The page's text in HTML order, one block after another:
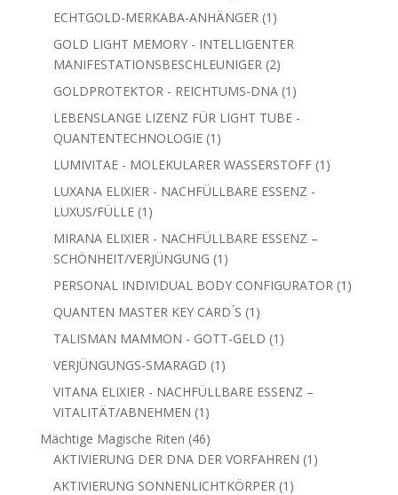
Produkt
ECHTGOLD-MERKABA-ANHÄNGER 1 1
Produkt
GOLD LIGHT MEMORY - INTELLIGENTER
MANIFESTATIONSBESCHLEUNIGER 22
Produkte
GOLDPROTEKTOR - REICHTUMS-DNA 1 1
Produkt
LEBENSLANGE LIZENZ FÜR LIGHT TUBE -
QUANTENTECHNOLOGIE 1 1
Produkt
LUMIVITAE - MOLEKULARER WASSERSTOFF 1 1
LUXANA ELIXIER - NACHFÜLLBARE ESSENZ -
LUXUS/FÜLLE 1 1
Produkt
MIRANA ELIXIER - NACHFÜLLBARE ESSENZ –
SCHÖNHEIT/VERJÜNGUNG 1 1
Produkt
PERSONAL INDIVIDUAL BODY CONFIGURATOR 1 1
QUANTEN MASTER KEY CARD ́S 1 1
Produkt
TALISMAN MAMMON - GOTT-GELD 1 1
VERJÜNGUNGS-SMARAGD 1 1
Produkt
VITANA ELIXIER - NACHFÜLLBARE ESSENZ –
VITALITÄT/ABNEHMEN 1 1
Produkt
Mächtige Magische Riten 4646
Produkte
AKTIVIERUNG DER DNA DER VORFAHREN 1 1
AKTIVIERUNG SONNENLICHTKÖRPER 1 1